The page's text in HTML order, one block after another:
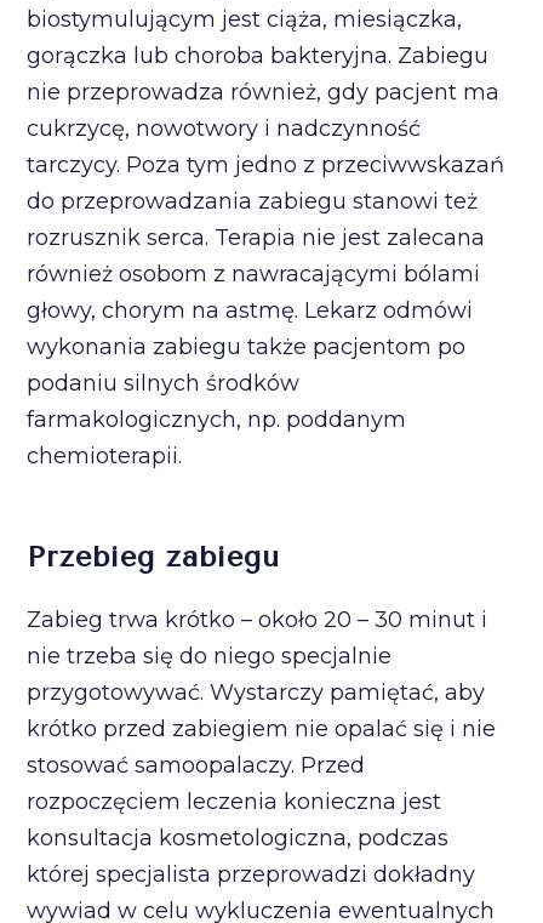
biostymulującym jest ciąża, miesiączka,
gorączka lub choroba bakteryjna. Zabiegu
nie przeprowadza również, gdy pacjent ma
cukrzycę, nowotwory i nadczynność
tarczycy. Poza tym jedno z przeciwwskazań
do przeprowadzania zabiegu stanowi też
rozrusznik serca. Terapia nie jest zalecana
również osobom z nawracającymi bólami
głowy, chorym na astmę. Lekarz odmówi
wykonania zabiegu także pacjentom po
podaniu silnych środków
farmakologicznych, np. poddanym
chemioterapii.
Przebieg zabiegu
Zabieg trwa krótko – około 20 – 30 minut i
nie trzeba się do niego specjalnie
przygotowywać. Wystarczy pamiętać, aby
krótko przed zabiegiem nie opalać się i nie
stosować samoopalaczy. Przed
rozpoczęciem leczenia konieczna jest
konsultacja kosmetologiczna, podczas
której specjalista przeprowadzi dokładny
wywiad w celu wykluczenia ewentualnych